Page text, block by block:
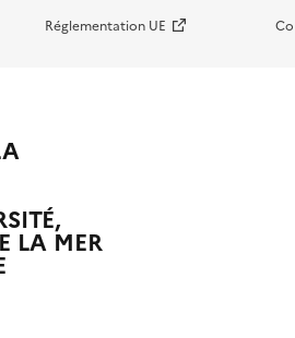
Réglementation UE
LA MER